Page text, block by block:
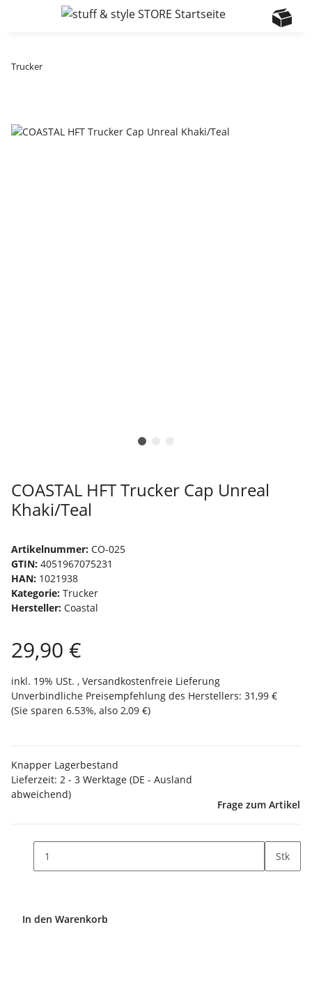
Trucker
COASTAL HFT Trucker Cap Unreal
Khaki/Teal
Artikelnummer: CO-025
GTIN: 4051967075231
HAN: 1021938
Kategorie: Trucker
Hersteller: Coastal
29,90 €
inkl. 19% USt. , Versandkostenfreie Lieferung
Unverbindliche Preisempfehlung des Herstellers: 31,99 €
(Sie sparen 6.53%, also 2,09 €)
Knapper Lagerbestand
Lieferzeit: 2 - 3 Werktage (DE - Ausland
abweichend)
Frage zum Artikel
Stk
In den Warenkorb